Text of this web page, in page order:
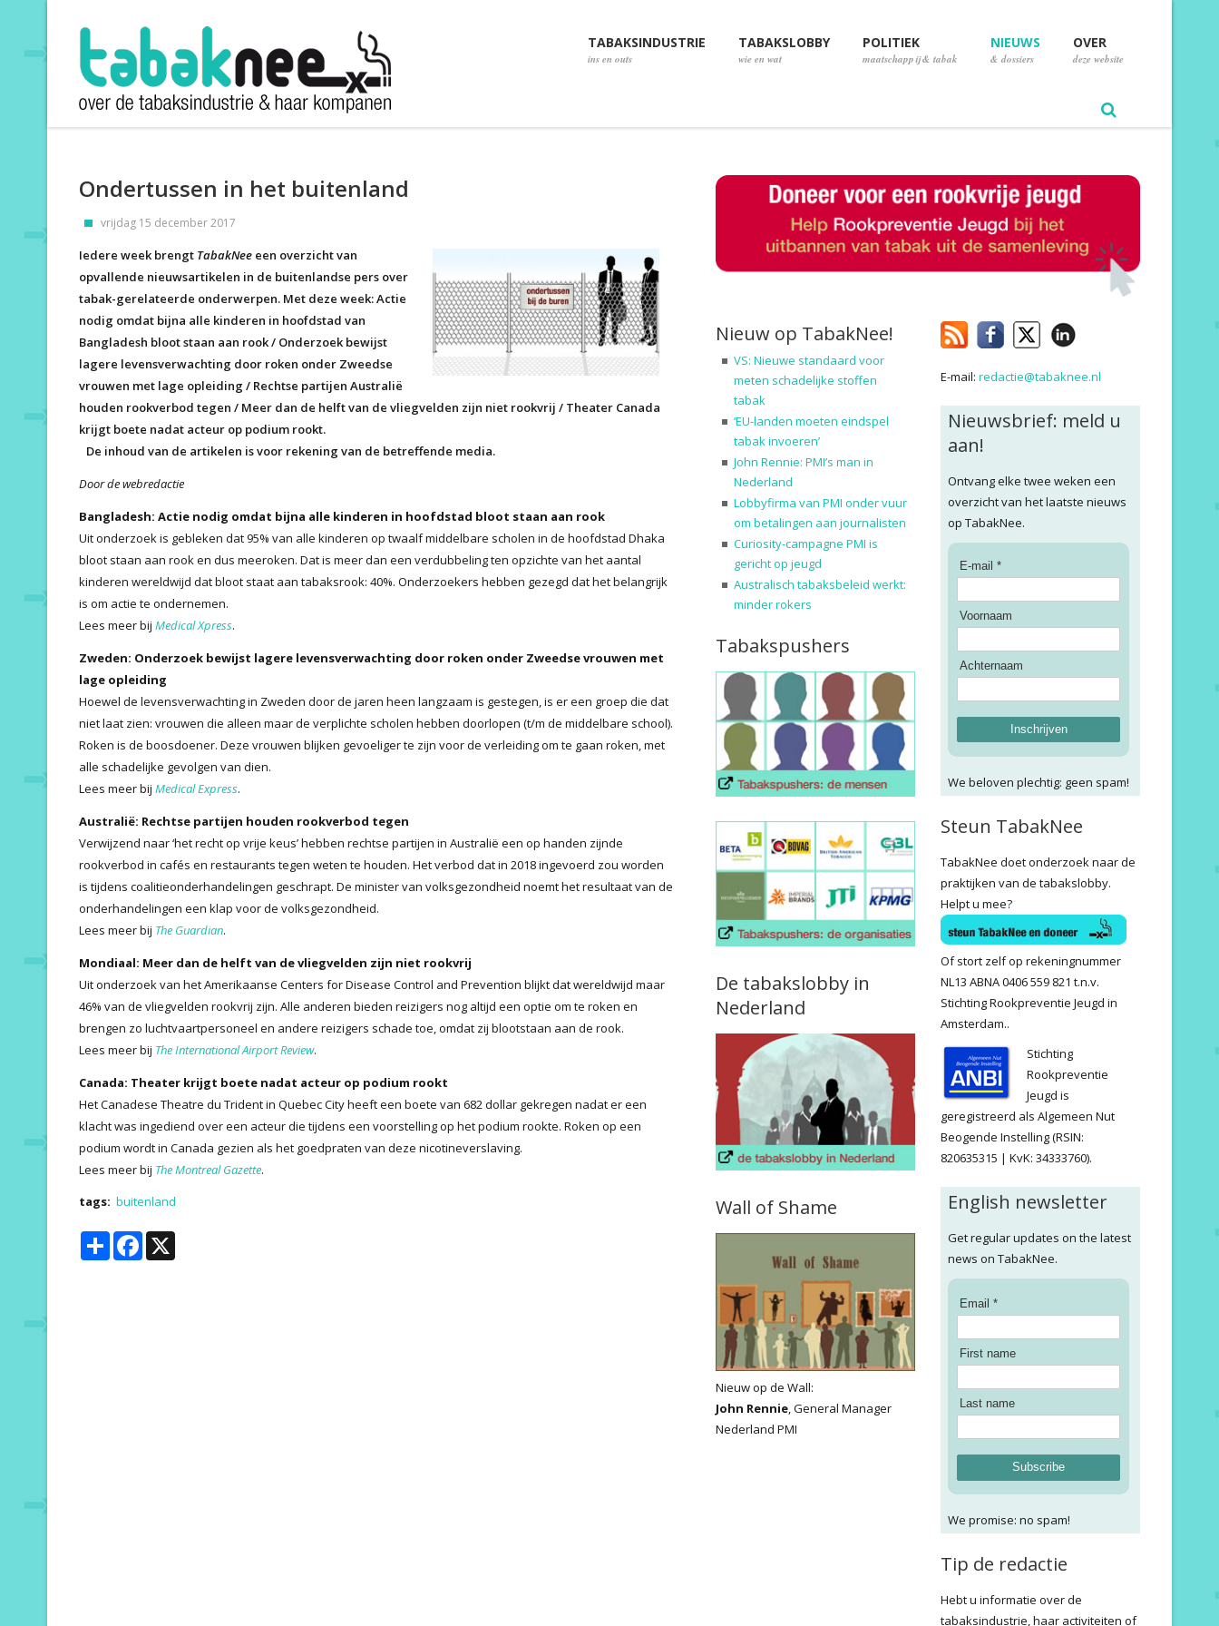
TABAKSINDUSTRIE
ins en outs
TABAKSLOBBY
wie en wat
POLITIEK
maatschappij & tabak
NIEUWS
& dossiers
OVER
deze website
Ondertussen in het buitenland
vrijdag 15 december 2017
Iedere week brengt TabakNee een overzicht van
opvallende nieuwsartikelen in de buitenlandse pers over
tabak-gerelateerde onderwerpen. Met deze week: Actie
nodig omdat bijna alle kinderen in hoofdstad van
Bangladesh bloot staan aan rook / Onderzoek bewijst
lagere levensverwachting door roken onder Zweedse
vrouwen met lage opleiding / Rechtse partijen Australië
houden rookverbod tegen / Meer dan de helft van de vliegvelden zijn niet rookvrij / Theater Canada
krijgt boete nadat acteur op podium rookt.
De inhoud van de artikelen is voor rekening van de betreffende media.
Door de webredactie
Bangladesh: Actie nodig omdat bijna alle kinderen in hoofdstad bloot staan aan rook
Uit onderzoek is gebleken dat 95% van alle kinderen op twaalf middelbare scholen in de hoofdstad Dhaka
bloot staan aan rook en dus meeroken. Dat is meer dan een verdubbeling ten opzichte van het aantal
kinderen wereldwijd dat bloot staat aan tabaksrook: 40%. Onderzoekers hebben gezegd dat het belangrijk
is om actie te ondernemen.
Lees meer bij Medical Xpress.
Zweden: Onderzoek bewijst lagere levensverwachting door roken onder Zweedse vrouwen met
lage opleiding
Hoewel de levensverwachting in Zweden door de jaren heen langzaam is gestegen, is er een groep die dat
niet laat zien: vrouwen die alleen maar de verplichte scholen hebben doorlopen (t/m de middelbare school).
Roken is de boosdoener. Deze vrouwen blijken gevoeliger te zijn voor de verleiding om te gaan roken, met
alle schadelijke gevolgen van dien.
Lees meer bij Medical Express.
Australië: Rechtse partijen houden rookverbod tegen
Verwijzend naar ‘het recht op vrije keus’ hebben rechtse partijen in Australië een op handen zijnde
rookverbod in cafés en restaurants tegen weten te houden. Het verbod dat in 2018 ingevoerd zou worden
is tijdens coalitieonderhandelingen geschrapt. De minister van volksgezondheid noemt het resultaat van de
onderhandelingen een klap voor de volksgezondheid.
Lees meer bij The Guardian.
Mondiaal: Meer dan de helft van de vliegvelden zijn niet rookvrij
Uit onderzoek van het Amerikaanse Centers for Disease Control and Prevention blijkt dat wereldwijd maar
46% van de vliegvelden rookvrij zijn. Alle anderen bieden reizigers nog altijd een optie om te roken en
brengen zo luchtvaartpersoneel en andere reizigers schade toe, omdat zij blootstaan aan de rook.
Lees meer bij The International Airport Review.
Canada: Theater krijgt boete nadat acteur op podium rookt
Het Canadese Theatre du Trident in Quebec City heeft een boete van 682 dollar gekregen nadat er een
klacht was ingediend over een acteur die tijdens een voorstelling op het podium rookte. Roken op een
podium wordt in Canada gezien als het goedpraten van deze nicotineverslaving.
Lees meer bij The Montreal Gazette.
tags: buitenland
Share Facebook
Nieuw op TabakNee!
VS: Nieuwe standaard voor
meten schadelijke stoffen
tabak
‘EU-landen moeten eindspel
tabak invoeren’
John Rennie: PMI’s man in
Nederland
Lobbyfirma van PMI onder vuur
om betalingen aan journalisten
Curiosity-campagne PMI is
gericht op jeugd
Australisch tabaksbeleid werkt:
minder rokers
Tabakspushers
De tabakslobby in
Nederland
Wall of Shame
Nieuw op de Wall:
John Rennie, General Manager
Nederland PMI
E-mail:redactie@tabaknee.nl
Nieuwsbrief: meld u
aan!
Ontvang elke twee weken een
overzicht van het laatste nieuws
op TabakNee.
E-mail *
Voornaam
Achternaam
Inschrijven
We beloven plechtig: geen spam!
Steun TabakNee
TabakNee doet onderzoek naar de
praktijken van de tabakslobby.
Helpt u mee?
Of stort zelf op rekeningnummer
NL13 ABNA 0406 559 821 t.n.v.
Stichting Rookpreventie Jeugd in
Amsterdam..
Stichting
Rookpreventie
Jeugd is
geregistreerd als Algemeen Nut
Beogende Instelling (RSIN:
820635315 | KvK: 34333760).
English newsletter
Get regular updates on the latest
news on TabakNee.
Email *
First name
Last name
Subscribe
We promise: no spam!
Tip de redactie
Hebt u informatie over de
tabaksindustrie, haar activiteiten of